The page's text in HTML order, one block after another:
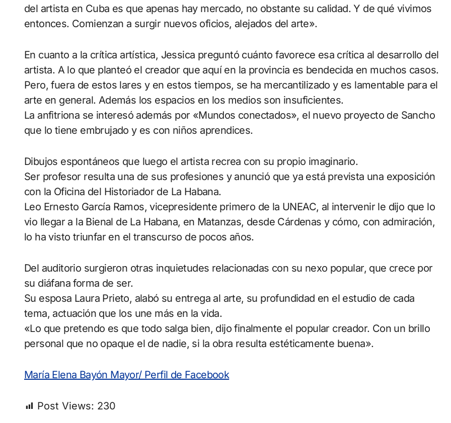
del artista en Cuba es que apenas hay mercado, no obstante su calidad. Y de qué vivimos
entonces. Comienzan a surgir nuevos oficios, alejados del arte».
En cuanto a la crítica artística, Jessica preguntó cuánto favorece esa crítica al desarrollo del
artista. A lo que planteó el creador que aquí en la provincia es bendecida en muchos casos.
Pero, fuera de estos lares y en estos tiempos, se ha mercantilizado y es lamentable para el
arte en general. Además los espacios en los medios son insuficientes.
La anfitriona se interesó además por «Mundos conectados», el nuevo proyecto de Sancho
que lo tiene embrujado y es con niños aprendices.
Dibujos espontáneos que luego el artista recrea con su propio imaginario.
Ser profesor resulta una de sus profesiones y anunció que ya está prevista una exposición
con la Oficina del Historiador de La Habana.
Leo Ernesto García Ramos, vicepresidente primero de la UNEAC, al intervenir le dijo que lo
vio llegar a la Bienal de La Habana, en Matanzas, desde Cárdenas y cómo, con admiración,
lo ha visto triunfar en el transcurso de pocos años.
Del auditorio surgieron otras inquietudes relacionadas con su nexo popular, que crece por
su diáfana forma de ser.
Su esposa Laura Prieto, alabó su entrega al arte, su profundidad en el estudio de cada
tema, actuación que los une más en la vida.
«Lo que pretendo es que todo salga bien, dijo finalmente el popular creador. Con un brillo
personal que no opaque el de nadie, si la obra resulta estéticamente buena».
María Elena Bayón Mayor/ Perfil de Facebook
Post Views: 230